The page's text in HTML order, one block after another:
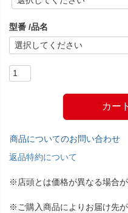
必
)
型番 品名
カー
商品についてのお問い合わせ
返品特約について
※店頭とは価格が異なる場合
※ご購入商品によりお届け先